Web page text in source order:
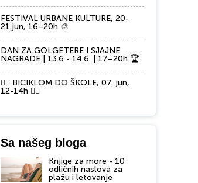
FESTIVAL URBANE KULTURE, 20-
21.jun, 16–20h 🎨
DAN ZA GOLGETERE I SJAJNE
NAGRADE | 13.6 - 14.6. | 17–20h 🏆
🚴‍♂️ BICIKLOM DO ŠKOLE, 07. jun,
12-14h 🚴‍♀️
Sa našeg bloga
Knjige za more - 10
odličnih naslova za
plažu i letovanje